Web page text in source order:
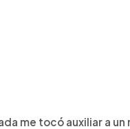
me tocó auxiliar a